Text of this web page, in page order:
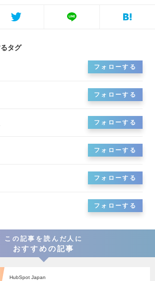
タグ
フォローする
フォローする
フォローする
フォローする
フォローする
フォローする
この記事を読んだ人に
おすすめの記事
HubSpot Japan